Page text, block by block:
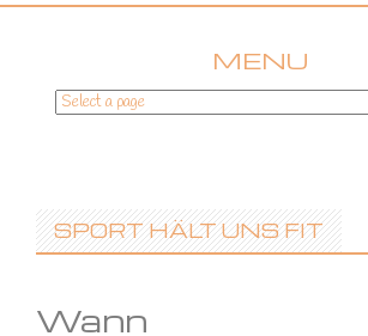
MENU
SKIP
SPORT HÄLT UNS FIT
Wann